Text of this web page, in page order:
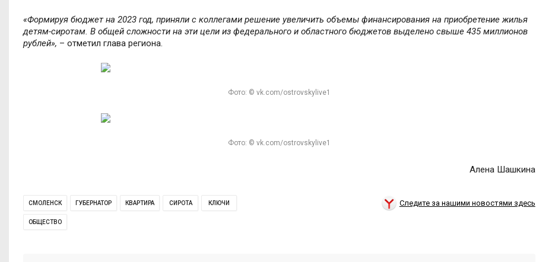
«Формируя бюджет на 2023 год, приняли с коллегами решение увеличить объемы финансирования на приобретение жилья
детям-сиротам. В общей сложности на эти цели из федерального и областного бюджетов выделено свыше 435 миллионов
рублей», – отметил глава региона.
Фото: © vk.com/ostrovskylive1
Фото: © vk.com/ostrovskylive1
Алена Шашкина
СМОЛЕНСК ГУБЕРНАТОР КВАРТИРА СИРОТА КЛЮЧИ
ОБЩЕСТВО
Следите за нашими новостями здесь